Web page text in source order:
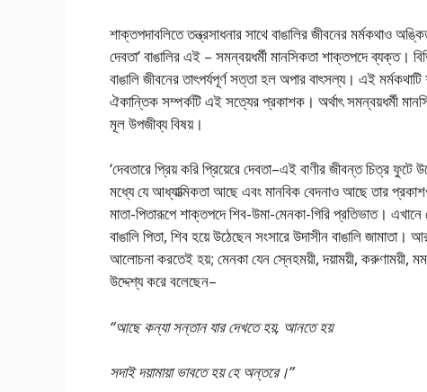
শাক্তপদাবলিতে তন্ত্রসাধনার সাথে বাঙালির জীবনের মর্মকথাও
দেবতা’ বাঙালির এই – সমন্বয়ধর্মী মানসিকতা শাক্তপদে ব্যক্ত।
বাঙালি জীবনের তাৎপর্যপূর্ণ সত্তা হল অপার বাৎসল্য। এই
ঐকান্তিক সম্পর্কটি এই সত্যের প্রকাশক। অর্থাৎ সমন্বয়ধর্মী
মূল উপজীব্য বিষয়।
‘দেবতারে প্রিয় করি প্রিয়েরে দেবতা–এই বাণীর জীবন্ত চিত্র
মধ্যে যে আধ্যাত্মিকতা আছে এবং মানবিক বেদনাও আছে তার
মাতা-পিতারূপে শাক্তপদে শিব-উমা-মেনকা-গিরি প্রতিভাত।
বাঙালি পিতা, শিব হয়ে উঠেছেন সংসারে উদাসীন বাঙালি
আলোচনা করতেই হয়; মেনকা যেন স্নেহময়ী, দয়াময়ী, করুণাময়ী,
উদ্দেশ্য করে বলেছেন–
“আছে কন্যা সন্তান যার দেখতে হয়, আনতে হয়
সদাই দয়ামায়া ভাবতে হয় হে অন্তরে।”